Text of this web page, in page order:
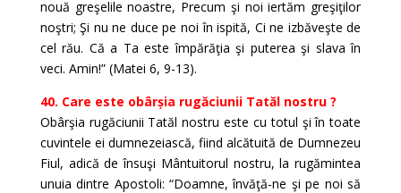
nouă greşelile noastre, Precum şi noi iertăm greşiţilor
noştri; Şi nu ne duce pe noi în ispită, Ci ne izbăveşte de
cel rău. Că a Ta este împărăţia şi puterea şi slava în
veci. Amin!” (Matei 6, 9-13).
40. Care este obârșia rugăciunii Tatăl nostru ?
Obârşia rugăciunii Tatăl nostru este cu totul şi în toate
cuvintele ei dumnezeiască, fiind alcătuită de Dumnezeu
Fiul, adică de însuşi Mântuitorul nostru, la rugămintea
unuia dintre Apostoli: “Doamne, învăţă-ne şi pe noi să